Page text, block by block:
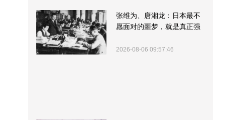
张维为、唐湘龙：日本最不
愿面对的噩梦，就是真正强
2026-08-06 09:57:46